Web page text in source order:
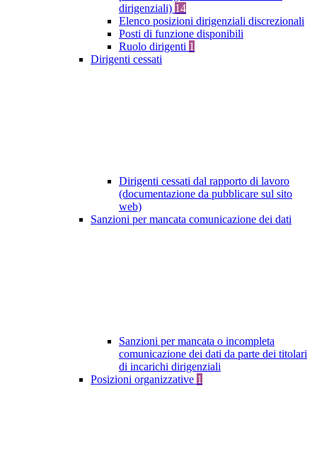
dirigenziali) 14
Elenco posizioni dirigenziali discrezionali
Posti di funzione disponibili
Ruolo dirigenti 1
Dirigenti cessati
Dirigenti cessati dal rapporto di lavoro
(documentazione da pubblicare sul sito
web)
Sanzioni per mancata comunicazione dei dati
Sanzioni per mancata o incompleta
comunicazione dei dati da parte dei titolari
di incarichi dirigenziali
Posizioni organizzative 1